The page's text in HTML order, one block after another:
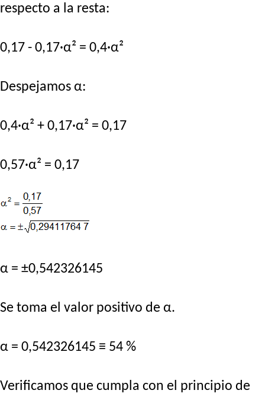
respecto a la resta:
0,17 - 0,17·α² = 0,4·α²
Despejamos α:
0,4·α² + 0,17·α² = 0,17
0,57·α² = 0,17
α = ±0,542326145
Se toma el valor positivo de α.
α = 0,542326145 ≡ 54 %
Verificamos que cumpla con el principio de